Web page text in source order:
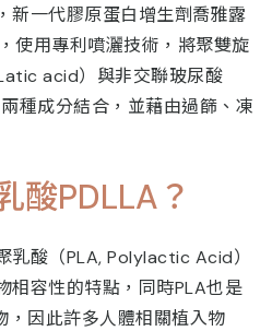
新一代膠原蛋白增生劑喬雅露
使用專利噴灑技術，將聚雙旋
acid）與非交聯玻尿酸
種成分結合，並藉由過篩、凍
酸PDLLA？
乳酸（PLA, Polylactic Acid）
相容性的特點，同時PLA也是
，因此許多人體相關植入物